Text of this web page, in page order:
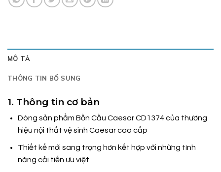
MÔ TẢ
THÔNG TIN BỔ SUNG
1. Thông tin cơ bản
Dòng sản phẩm Bồn Cầu Caesar CD1374 của thương
hiệu nội thất vệ sinh Caesar cao cấp
Thiết kế mới sang trọng hơn kết hợp với những tính
năng cải tiến ưu việt